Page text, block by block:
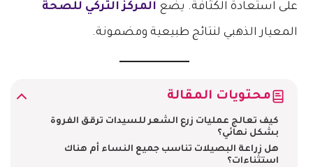
على استعادة الكثافة. يضع المركز التركي للصحة
المعيار الذهبي لنتائج طبيعية ومضمونة.
محتويات المقالة
كيف تعالج عمليات زرع الشعر للسيدات ترقق الفروة
بشكل نهائي؟
هل زراعة البصيلات تناسب جميع النساء أم هناك
استثناءات؟